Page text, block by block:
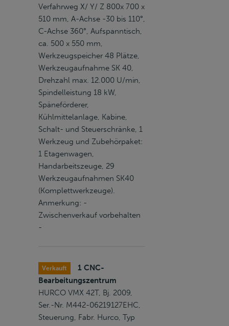
Verfahrweg X/ Y/ Z 800x 700 x
510 mm, A-Achse -30 bis 110°,
C-Achse 360°, Aufspanntisch,
ca. 500 x 550 mm,
Werkzeugspeicher 48 Plätze,
Werkzeugaufnahme SK 40,
Drehzahl max. 12.000 U/min,
Spindelleistung 18 kW,
Späneförderer,
Kühlmittelanlage, Kabine,
Schalt- und Steuerschränke, 1
Werkzeug und Zubehörpaket:
1 Etagenwagen,
Handarbeitszeuge, 29
Werkzeugaufnahmen SK40
(Komplettwerkzeuge).
Anmerkung: -
Zwischenverkauf vorbehalten
-
Verkauft
1 CNC-
Bearbeitungszentrum
HURCO VMX 42T, Bj. 2009,
Ser.-Nr. M442-06219127EHC,
Steuerung, Fabr. Hurco, Typ